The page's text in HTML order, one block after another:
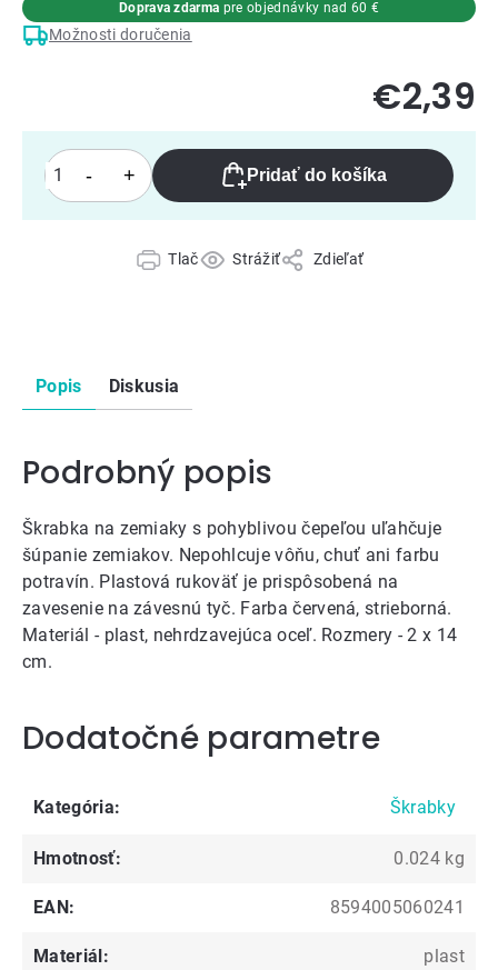
Pridať do košíka
Tlač Strážiť Zdieľať
Možnosti doručenia
Doprava zdarma pre objednávky nad 60 €
€2,39
Popis Diskusia
Podrobný popis
Škrabka na zemiaky s pohyblivou čepeľou uľahčuje
šúpanie zemiakov. Nepohlcuje vôňu, chuť ani farbu
potravín. Plastová rukoväť je prispôsobená na
zavesenie na závesnú tyč. Farba červená, strieborná.
Materiál - plast, nehrdzavejúca oceľ. Rozmery - 2 x 14
cm.
Dodatočné parametre
Kategória: Škrabky
Hmotnosť: 0.024 kg
EAN: 8594005060241
Materiál: plast